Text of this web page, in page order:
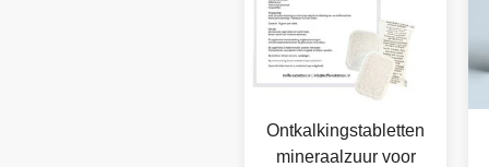
Ontkalkingstabletten
mineraalzuur voor